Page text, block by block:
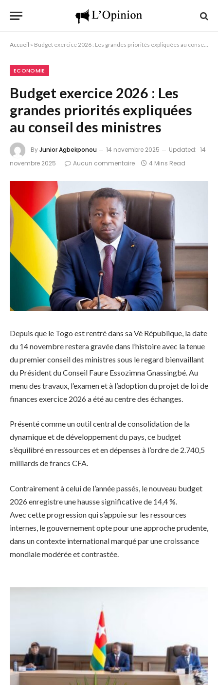
Accueil » Budget exercice 2026 : Les grandes priorités expliquées au conseil des ministres
ECONOMIE
Budget exercice 2026 : Les
grandes priorités expliquées
au conseil des ministres
ByJunior Agbekponou 14 novembre 2025 Updated: 14
novembre 2025
Aucun commentaire 4 Mins Read
Depuis que le Togo est rentré dans sa Vè République, la date
du 14 novembre restera gravée dans l’histoire avec la tenue
du premier conseil des ministres sous le regard bienvaillant
du Président du Conseil Faure Essozimna Gnassingbé. Au
menu des travaux, l’examen et à l’adoption du projet de loi de
finances exercice 2026 a été au centre des échanges.
Présenté comme un outil central de consolidation de la
dynamique et de développement du pays, ce budget
s’équilibré en ressources et en dépenses à l’ordre de 2.740,5
milliards de francs CFA.
Contrairement à celui de l’année passés, le nouveau budget
2026 enregistre une hausse significative de 14,4 %.
Avec cette progression qui s’appuie sur les ressources
internes, le gouvernement opte pour une approche prudente,
dans un contexte international marqué par une croissance
mondiale modérée et contrastée.